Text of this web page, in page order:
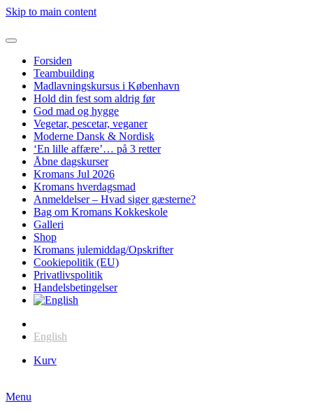
Skip to main content
Forsiden
Teambuilding
Madlavningskursus i København
Hold din fest som aldrig før
God mad og hygge
Vegetar, pescetar, veganer
Moderne Dansk & Nordisk
‘En lille affære’… på 3 retter
Åbne dagskurser
Kromans Jul 2026
Kromans hverdagsmad
Anmeldelser – Hvad siger gæsterne?
Bag om Kromans Kokkeskole
Galleri
Shop
Kromans julemiddag/Opskrifter
Cookiepolitik (EU)
Privatlivspolitik
Handelsbetingelser
English
Kurv
Menu